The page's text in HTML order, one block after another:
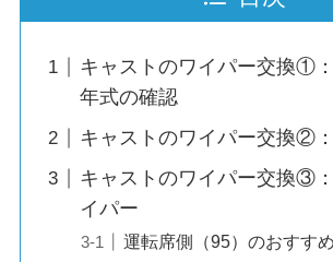
キャストのワイパー交換①
年式の確認
キャストのワイパー交換②
キャストのワイパー交換③
イパー
運転席側（95）のおすす